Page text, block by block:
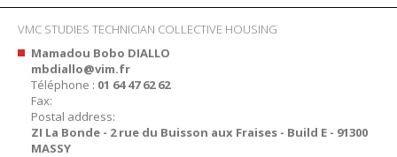
VMC STUDIES TECHNICIAN COLLECTIVE HOUSING
Mamadou Bobo DIALLO
mbdiallo@vim.fr
Téléphone : 01 64 47 62 62
Fax:
Postal address:
ZI La Bonde - 2 rue du Buisson aux Fraises - Build E - 91300
MASSY